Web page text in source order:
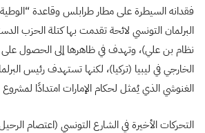
فقدانه السيطرة على مطار طرابلس وقاعدة
البرلمان التونسي لائحة تقدمت بها كتلة الحزب
نظام بن علي)، وتهدف في ظاهرها إلى الحصول على
الخارجي في ليبيا (تركيا)، لكنها تستهدف رئيس
الغنوشي الذي يُمثل لحكام الإمارات امتدادًا